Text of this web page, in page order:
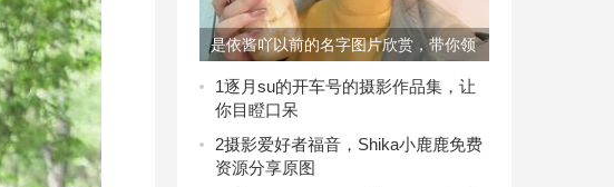
是依酱吖以前的名字图片欣赏，带你领
略不一样的世界
1逐月su的开车号的摄影作品集，让
你目瞪口呆
2摄影爱好者福音，Shika小鹿鹿免费
资源分享原图